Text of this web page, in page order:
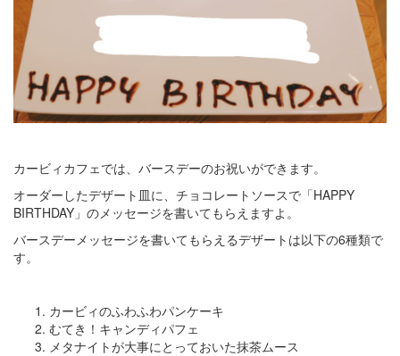
カービィカフェでは、バースデーのお祝いができます。
オーダーしたデザート皿に、チョコレートソースで「HAPPY
BIRTHDAY」のメッセージを書いてもらえますよ。
バースデーメッセージを書いてもらえるデザートは以下の6種類で
す。
カービィのふわふわパンケーキ
むてき！キャンディパフェ
メタナイトが大事にとっておいた抹茶ムース